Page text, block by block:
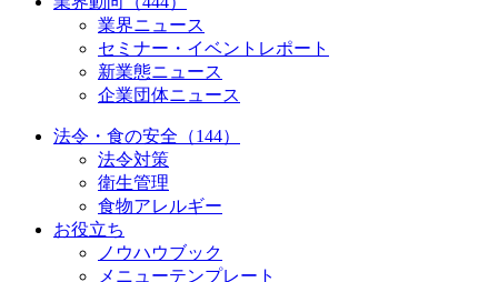
業界ニュース
セミナー・イベントレポート
新業態ニュース
企業団体ニュース
法令・食の安全（144）
法令対策
衛生管理
食物アレルギー
お役立ち
ノウハウブック
メニューテンプレート